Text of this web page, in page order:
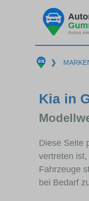
Autos
❯
Kia in
Diese Seite
vertreten
Fahrzeuge
bei Bedarf